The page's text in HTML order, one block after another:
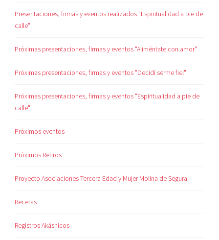
Presentaciones, firmas y eventos realizados "Espiritualidad a pie de
calle"
Próximas presentaciones, firmas y eventos "Aliméntate con amor"
Próximas presentaciones, firmas y eventos "Decidí serme fiel"
Próximas presentaciones, firmas y eventos "Espiritualidad a pie de
calle"
Próximos eventos
Próximos Retiros
Proyecto Asociaciones Tercera Edad y Mujer Molina de Segura
Recetas
Registros Akáshicos